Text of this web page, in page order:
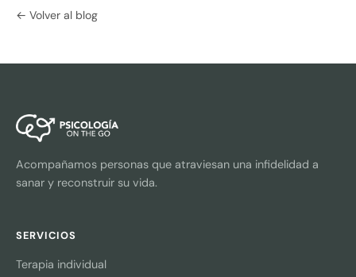
← Volver al blog
Acompañamos personas que atraviesan una infidelidad a
sanar y reconstruir su vida.
SERVICIOS
Terapia individual